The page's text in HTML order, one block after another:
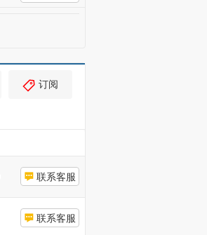
订阅
联系客服
联系客服